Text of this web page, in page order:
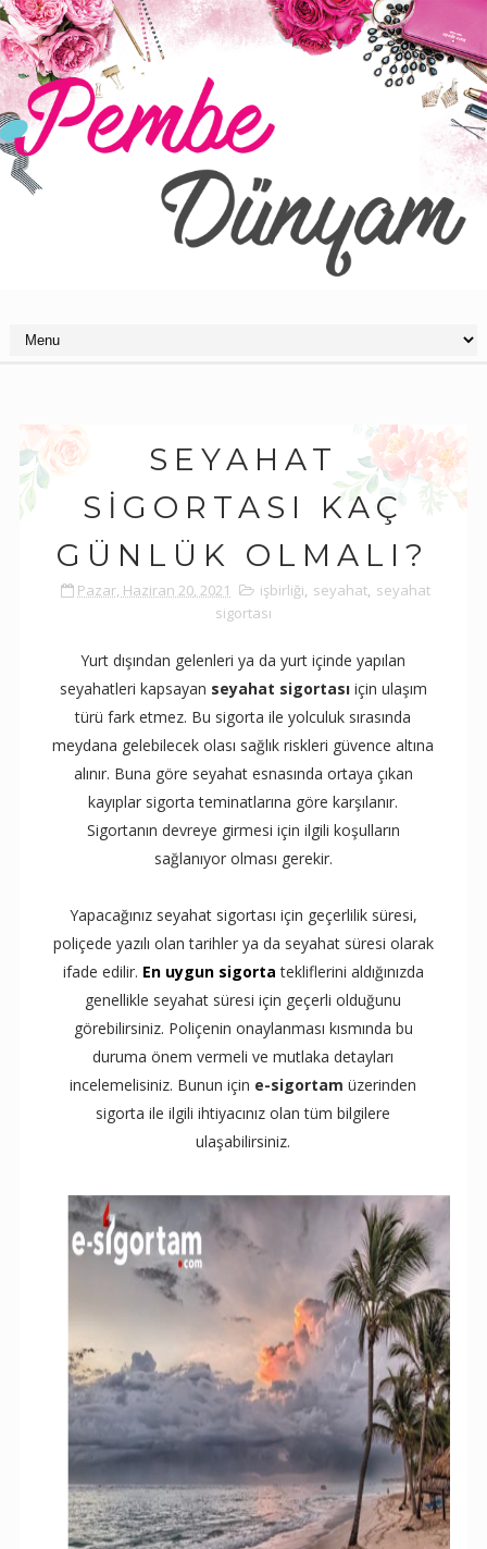
SEYAHAT
SIGORTASI KAÇ
GÜNLÜK OLMALI?
Pazar, Haziran 20, 2021 işbirliği, seyahat, seyahat
sigortası
Yurt dışından gelenleri ya da yurt içinde yapılan
seyahatleri kapsayan seyahat sigortasıiçin ulaşım
türü fark etmez. Bu sigorta ile yolculuk sırasında
meydana gelebilecek olası sağlık riskleri güvence altına
alınır. Buna göre seyahat esnasında ortaya çıkan
kayıplar sigorta teminatlarına göre karşılanır.
Sigortanın devreye girmesi için ilgili koşulların
sağlanıyor olması gerekir.
Yapacağınız seyahat sigortası için geçerlilik süresi,
poliçede yazılı olan tarihler ya da seyahat süresi olarak
ifade edilir. En uygun sigorta tekliflerini aldığınızda
genellikle seyahat süresi için geçerli olduğunu
görebilirsiniz. Poliçenin onaylanması kısmında bu
duruma önem vermeli ve mutlaka detayları
incelemelisiniz. Bunun için e-sigortam üzerinden
sigorta ile ilgili ihtiyacınız olan tüm bilgilere
ulaşabilirsiniz.